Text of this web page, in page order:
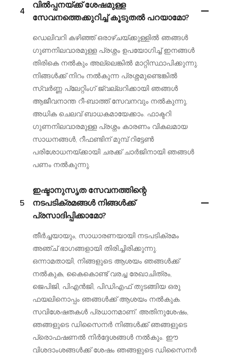
4
വിൽപ്പനയ്ക്ക് ശേഷമുള്ള
സേവനത്തെക്കുറിച്ച് കൂടുതൽ പറയാമോ?
ഡെലിവറി കഴിഞ്ഞ് ഒരാഴ്ചയ്ക്കുള്ളിൽ ഞങ്ങൾ
ഗുണനിലവാരമുള്ള പ്രശ്നം ഉപയോഗിച്ച് ഇനങ്ങൾ
തിരികെ നൽകും അല്ലെങ്കിൽ മാറ്റിസ്ഥാപിക്കുന്നു.
നിങ്ങൾക്ക് നിറം നൽകുന്ന പ്രശ്നമുണ്ടെങ്കിൽ
സ്വർണ്ണ പ്ലേറ്റിംഗ് ജ്വല്ലറിക്കായി ഞങ്ങൾ
ആജീവനാന്ത റീ-ബാത്ത് സേവനവും നൽകുന്നു,
അധിക ചെലവ് ബാധകമായേക്കാം. ഫാക്ടറി
ഗുണനിലവാരമുള്ള പ്രശ്നം കാരണം വികലമായ
സാധനങ്ങൾ, റീഫണ്ടിന് മുമ്പ് റിട്ടേൺ
പരിശോധനയ്ക്കായി ചരക്ക് ചാർജിനായി ഞങ്ങൾ
പണം നൽകുന്നു.
5
ഇഷ്ടാനുസൃത സേവനത്തിന്റെ
നടപടിക്രമങ്ങൾ നിങ്ങൾക്ക്
പ്രസാദിപ്പിക്കാമോ?
തീർച്ചയായും, സാധാരണയായി നടപടിക്രമം
അഞ്ച് ഭാഗങ്ങളായി തിരിച്ചിരിക്കുന്നു.
ഒന്നാമതായി, നിങ്ങളുടെ ആശയം ഞങ്ങൾക്ക്
നൽകുക, കൈകൊണ്ട് വരച്ച രേഖാചിത്രം,
ജെപിജി, പിഎൻജി, പിഡിഎഫ് തുടങ്ങിയ ഒരു
ഫയലിനൊപ്പം ഞങ്ങൾക്ക് ആശയം നൽകുക.
സവിശേഷതകൾ പ്രധാനമാണ്. അതിനുശേഷം,
ഞങ്ങളുടെ ഡിസൈനർ നിങ്ങൾക്ക് ഞങ്ങളുടെ
പ്രൊഫഷണൽ നിർദ്ദേശങ്ങൾ നൽകും. ഈ
വിശദാംശങ്ങൾക്ക് ശേഷം ഞങ്ങളുടെ ഡിസൈനർ